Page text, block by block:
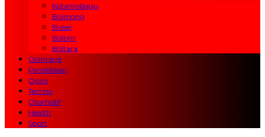
Kotamobagu
Bolmong
Bolsel
Boltim
Boltara
Olahraga
Pendidikan
Opini
Techno
Otomotif
Health
Sport